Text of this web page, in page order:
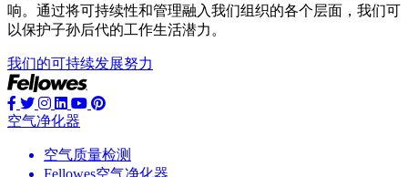
响。通过将可持续性和管理融入我们组织的各个层面，我们可
以保护子孙后代的工作生活潜力。
我们的可持续发展努力
空气净化器
空气质量检测
Fellowes空气净化器